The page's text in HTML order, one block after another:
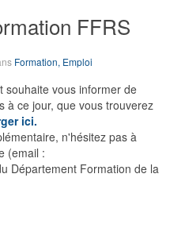
FFRS
Formation, Emploi
souhaite vous informer de
à ce jour, que vous trouverez
ici.
n'hésitez pas à
(email :
Département Formation de la